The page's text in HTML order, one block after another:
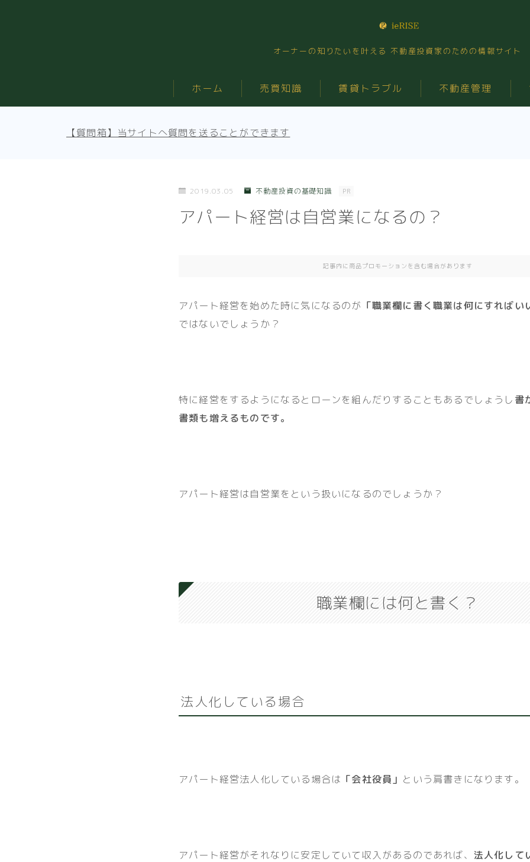
オーナーの知りたいを叶える 不動産投資家のための情報サイト
ホーム 売買知識 賃貸トラブル 不動産管理
【質問箱】当サイトへ質問を送ることができます
2019.03.05 不動産投資の基礎知識 PR
アパート経営は自営業になるの？
記事内に商品プロモーションを含む場合があります
アパート経営を始めた時に気になるのが 「職業欄に書く職業は何にすればい
ではないでしょうか？
特に経営をするようになるとローンを組んだりすることもあるでしょうし 書
書類も増えるものです。
アパート経営は自営業をという扱いになるのでしょうか？
職業欄には何と書く？
法人化している場合
アパート経営法人化している場合は 「会社役員」 という肩書きになります。
アパート経営がそれなりに安定していて収入があるのであれば、 法人化して